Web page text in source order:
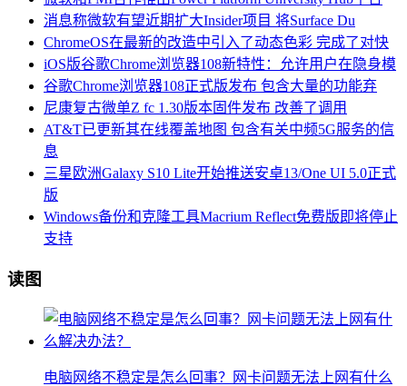
消息称微软有望近期扩大Insider项目 将Surface Du
ChromeOS在最新的改造中引入了动态色彩 完成了对快
iOS版谷歌Chrome浏览器108新特性：允许用户在隐身模
谷歌Chrome浏览器108正式版发布 包含大量的功能弃
尼康复古微单Z fc 1.30版本固件发布 改善了调用
AT&T已更新其在线覆盖地图 包含有关中频5G服务的信
息
三星欧洲Galaxy S10 Lite开始推送安卓13/One UI 5.0正式
版
Windows备份和克隆工具Macrium Reflect免费版即将停止
支持
读图
电脑网络不稳定是怎么回事？网卡问题无法上网有什么